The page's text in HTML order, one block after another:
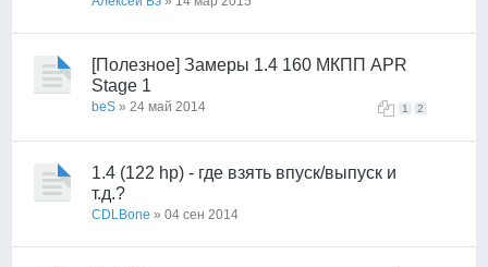
[Полезное] Замеры 1.4 160 МКПП APR
Stage 1
1 2
beS » 24 май 2014
1.4 (122 hp) - где взять впуск/выпуск и
т.д.?
CDLBone » 04 сен 2014